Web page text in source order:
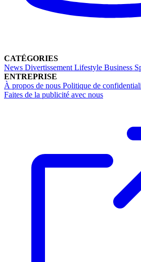
CATÉGORIES
News Divertissement Lifestyle Business
ENTREPRISE
À propos de nous Politique de
Faites de la publicité avec nous